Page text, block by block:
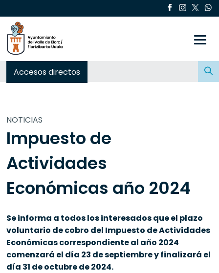
Accesos directos
Buscar:
NOTICIAS
Impuesto de
Actividades
Económicas año 2024
Se informa a todos los interesados que el plazo
voluntario de cobro del Impuesto de Actividades
Económicas correspondiente al año 2024
comenzará el día 23 de septiembre y finalizará el
día 31 de octubre de 2024.